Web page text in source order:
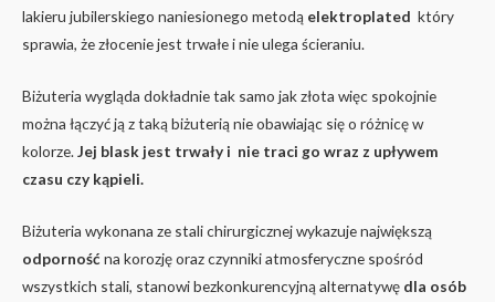
lakieru jubilerskiego naniesionego metodą elektroplated który
sprawia, że złocenie jest trwałe i nie ulega ścieraniu.
Biżuteria wygląda dokładnie tak samo jak złota więc spokojnie
można łączyć ją z taką biżuterią nie obawiając się o różnicę w
kolorze. Jej blask jest trwały i nie traci go wraz z upływem
czasu czy kąpieli.
Biżuteria wykonana ze stali chirurgicznej wykazuje największą
odporność na korozję oraz czynniki atmosferyczne spośród
wszystkich stali, stanowi bezkonkurencyjną alternatywę dla osób